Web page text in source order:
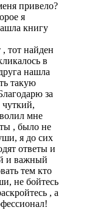
привело?
я
книгу
тот найден
в
нашла
такую
за
чуткий,
мне
, было не
я до сих
ответы и
и важный
тем кто
не бойтесь
, а